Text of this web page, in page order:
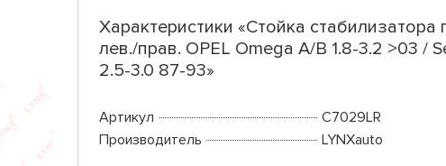
Характеристики «Стойка стабилизатора
лев./прав. OPEL Omega A/B 1.8-3.2 >03 /
2.5-3.0 87-93»
Артикул
C7029LR
Производитель
LYNXauto